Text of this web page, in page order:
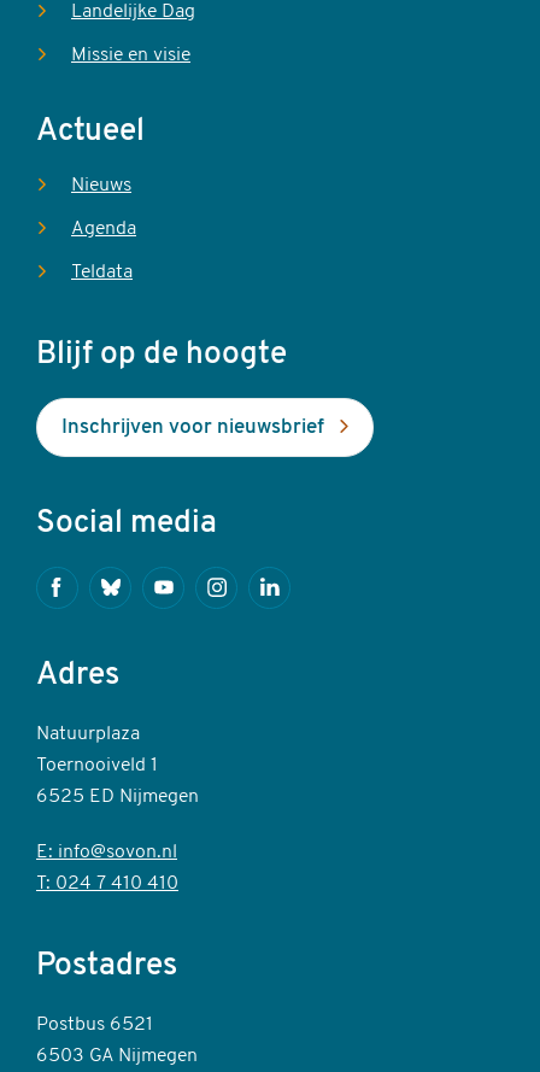
Landelijke Dag
Missie en visie
Actueel
Nieuws
Agenda
Teldata
Blijf op de hoogte
Inschrijven voor nieuwsbrief
Social media
FacebookBlueskyYoutubeInstagramLinkedin
Adres
Natuurplaza
Toernooiveld 1
6525 ED Nijmegen
E: info@sovon.nl
T: 024 7 410 410
Postadres
Postbus 6521
6503 GA Nijmegen